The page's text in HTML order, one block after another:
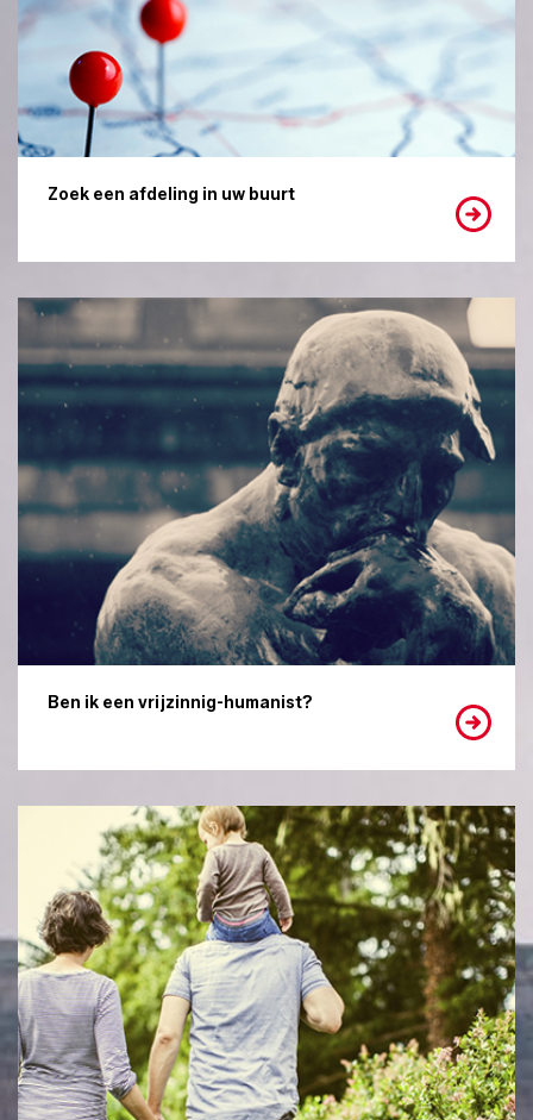
Zoek een afdeling in uw buurt
Ben ik een vrijzinnig-humanist?